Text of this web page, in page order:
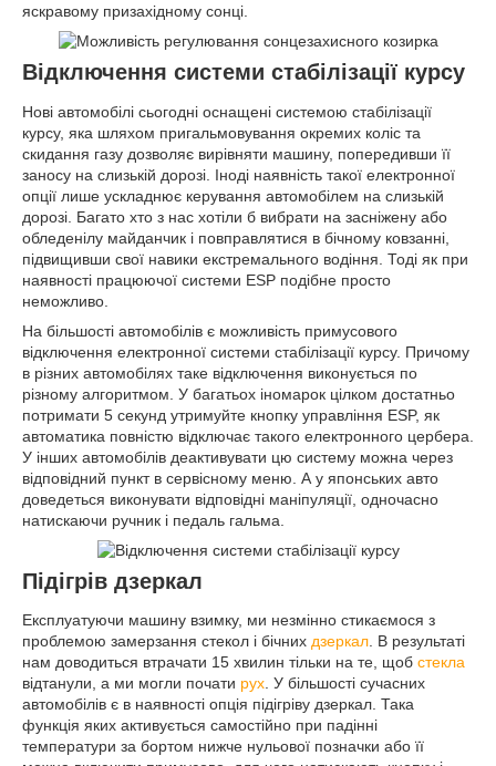
яскравому призахідному сонці.
Відключення системи стабілізації курсу
Нові автомобілі сьогодні оснащені системою стабілізації
курсу, яка шляхом пригальмовування окремих коліс та
скидання газу дозволяє вирівняти машину, попередивши її
заносу на слизькій дорозі. Іноді наявність такої електронної
опції лише ускладнює керування автомобілем на слизькій
дорозі. Багато хто з нас хотіли б вибрати на засніжену або
обледенілу майданчик і повправлятися в бічному ковзанні,
підвищивши свої навики екстремального водіння. Тоді як при
наявності працюючої системи ESP подібне просто
неможливо.
На більшості автомобілів є можливість примусового
відключення електронної системи стабілізації курсу. Причому
в різних автомобілях таке відключення виконується по
різному алгоритмом. У багатьох іномарок цілком достатньо
потримати 5 секунд утримуйте кнопку управління ESP, як
автоматика повністю відключає такого електронного цербера.
У інших автомобілів деактивувати цю систему можна через
відповідний пункт в сервісному меню. А у японських авто
доведеться виконувати відповідні маніпуляції, одночасно
натискаючи ручник і педаль гальма.
Підігрів дзеркал
Експлуатуючи машину взимку, ми незмінно стикаємося з
проблемою замерзання стекол і бічних дзеркал. В результаті
нам доводиться втрачати 15 хвилин тільки на те, щоб стекла
відтанули, а ми могли почати рух. У більшості сучасних
автомобілів є в наявності опція підігріву дзеркал. Така
функція яких активується самостійно при падінні
температури за бортом нижче нульової позначки або її